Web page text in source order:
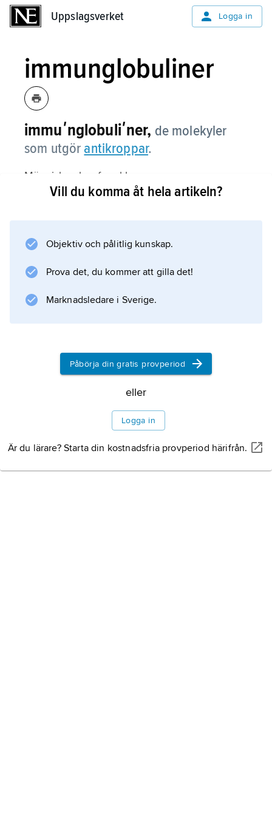
Uppslagsverket Logga in
immunglobuliner
immuʹnglobuliʹner, de molekyler
som utgör antikroppar.
Människan har fem klasser av
immunglobuliner med olika funktioner: IgA,
överförts från modern. Under de första
ned, för att sedan stiga när barnets
immunglobuliner. I vuxen ålder är
Information om artikeln
Vill du komma åt hela artikeln?
Objektiv och pålitlig kunskap.
Prova det, du kommer att gilla det!
Marknadsledare i Sverige.
Påbörja din gratis provperiod
eller
Logga in
Är du lärare? Starta din kostnadsfria provperiod härifrån.